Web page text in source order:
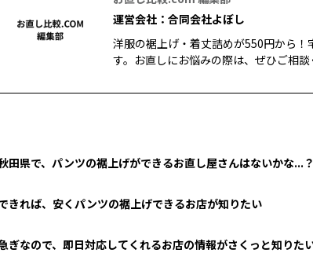
運営会社：合同会社よぼし
洋服の裾上げ・着丈詰めが550円から
す。お直しにお悩みの際は、ぜひご相談
田県で、パンツの裾上げができるお直し屋さんはないかな...？
きれば、安くパンツの裾上げできるお店が知りたい
ぎなので、即日対応してくれるお店の情報がさくっと知りた